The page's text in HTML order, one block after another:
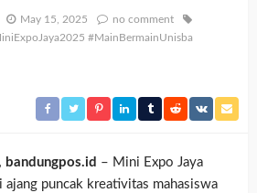
May 15, 2025
no comment
#MainBermainUnisba
bandungpos.id – Mini Expo Jaya
ajang puncak kreativitas mahasiswa